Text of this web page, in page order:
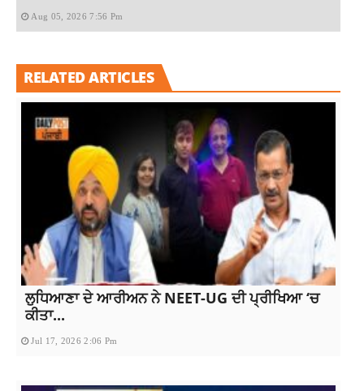
Aug 05, 2026 7:56 Pm
RELATED ARTICLES
ਲੁਧਿਆਣਾ ਦੇ ਆਰੀਅਨ ਨੇ NEET-UG ਦੀ ਪ੍ਰੀਖਿਆ ‘ਚ
ਕੀਤਾ...
Jul 17, 2026 2:06 Pm